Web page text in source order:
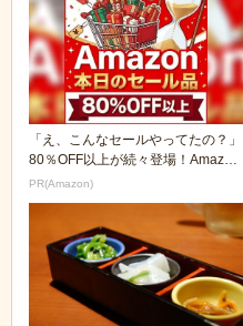
「え、こんなセールやってたの？」
80％OFF以上が続々登場！Amazon
の本気が...
PR(Amazon)